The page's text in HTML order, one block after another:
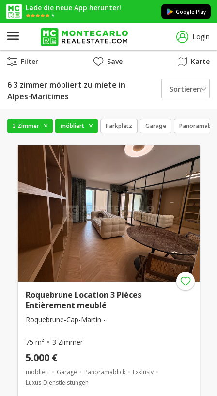
Lade die neue App herunter!
5
Google Play
Login
Filter Save Karte
6 3 zimmer möbliert zu miete in
Alpes-Maritimes
Sortieren
3 Zimmer möbliert Parkplatz Garage
Roquebrune Location 3 Pièces
Entièrement meublé
Roquebrune-Cap-Martin -
75 m² 3 Zimmer
5.000 €
möbliert Garage Panoramablick
Exklusiv
Luxus-Dienstleistungen